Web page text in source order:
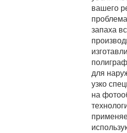
вашего
запаха
для
узко
на